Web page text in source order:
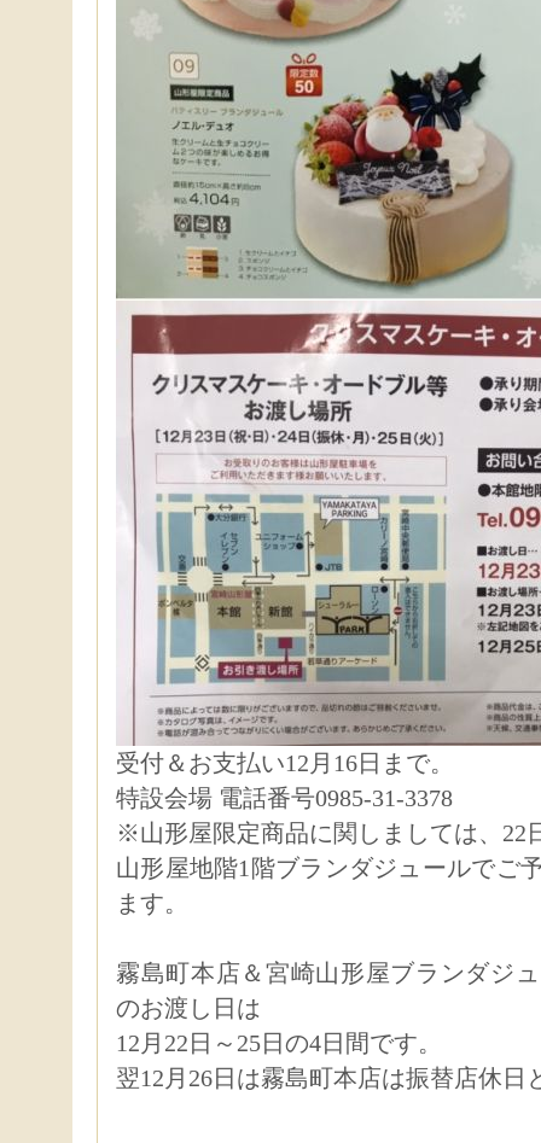
受付＆お支払い12月16日まで。
特設会場 電話番号0985-31-3378
※山形屋限定商品に関しましては、22
山形屋地階1階ブランダジュールでご
ます。
霧島町本店＆宮崎山形屋ブランダジ
のお渡し日は
12月22日～25日の4日間です。
翌12月26日は霧島町本店は振替店休日